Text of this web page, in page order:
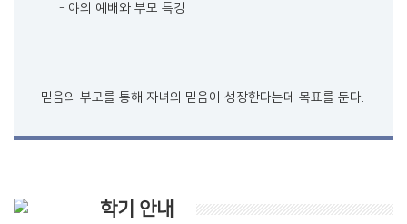
야외 예배와 부모 특강
믿음의 부모를 통해 자녀의 믿음이 성장한다는데 목표를 둔다.
학기 안내